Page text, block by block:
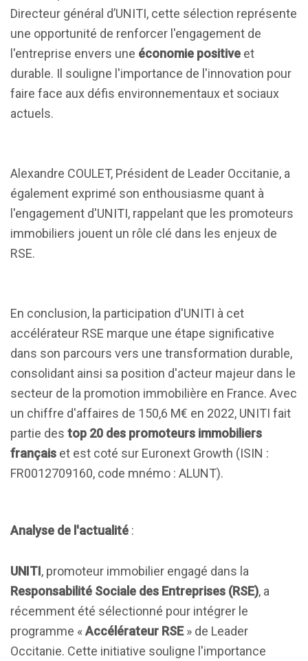
Directeur général d’UNITI, cette sélection représente
une opportunité de renforcer l'engagement de
l'entreprise envers une économie positive et
durable. Il souligne l'importance de l'innovation pour
faire face aux défis environnementaux et sociaux
actuels.
Alexandre COULET, Président de Leader Occitanie, a
également exprimé son enthousiasme quant à
l'engagement d'UNITI, rappelant que les promoteurs
immobiliers jouent un rôle clé dans les enjeux de
RSE.
En conclusion, la participation d'UNITI à cet
accélérateur RSE marque une étape significative
dans son parcours vers une transformation durable,
consolidant ainsi sa position d'acteur majeur dans le
secteur de la promotion immobilière en France. Avec
un chiffre d'affaires de 150,6 M€ en 2022, UNITI fait
partie des top 20 des promoteurs immobiliers
français et est coté sur Euronext Growth (ISIN :
FR0012709160, code mnémo : ALUNT).
Analyse de l'actualité :
UNITI, promoteur immobilier engagé dans la
Responsabilité Sociale des Entreprises (RSE), a
récemment été sélectionné pour intégrer le
programme «Accélérateur RSE» de Leader
Occitanie. Cette initiative souligne l'importance